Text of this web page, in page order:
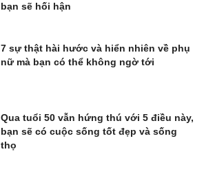
bạn sẽ hối hận
7 sự thật hài hước và hiển nhiên về phụ
nữ mà bạn có thể không ngờ tới
Qua tuổi 50 vẫn hứng thú với 5 điều này,
bạn sẽ có cuộc sống tốt đẹp và sống
thọ